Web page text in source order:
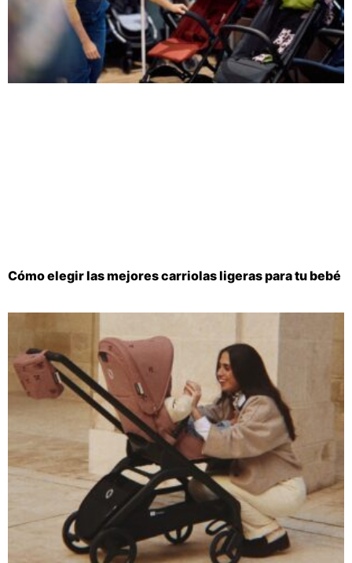
Cómo elegir las mejores carriolas ligeras para tu bebé